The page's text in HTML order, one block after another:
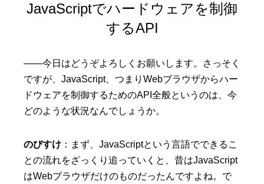
JavaScriptでハードウェアを制御
するAPI
——今日はどうぞよろしくお願いします。さっそく
ですが、JavaScript、つまりWebブラウザからハー
ドウェアを制御するためのAPI全般というのは、今
どのような状況なんでしょうか。
のびすけ ：まず、JavaScriptという言語でできるこ
との流れをざっくり追っていくと、昔はJavaScript
はWebブラウザだけのものだったんですよね。で